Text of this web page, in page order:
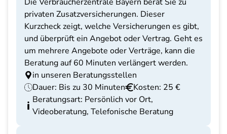
privaten Zusatzversicherungen. Dieser
Kurzcheck zeigt, welche Versicherungen es gibt,
und überprüft ein Angebot oder Vertrag. Geht es
um mehrere Angebote oder Verträge, kann die
Beratung auf 60 Minuten verlängert werden.
in unseren Beratungsstellen
Dauer: Bis zu 30 Minuten
Kosten: 25 €
Beratungsart: Persönlich vor Ort,
Videoberatung, Telefonische Beratung